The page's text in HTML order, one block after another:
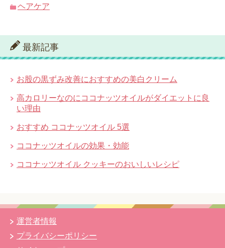
ヘアケア
最新記事
お股の黒ずみ改善におすすめの美白クリーム
高カロリーなのにココナッツオイルがダイエットに良
い理由
おすすめ ココナッツオイル 5選
ココナッツオイルの効果・効能
ココナッツオイル クッキーのおいしいレシピ
運営者情報
プライバシーポリシー